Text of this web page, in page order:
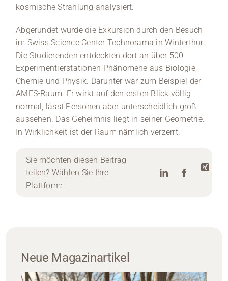
kosmische Strahlung analysiert.
Abgerundet wurde die Exkursion durch den Besuch
im Swiss Science Center Technorama in Winterthur.
Die Studierenden entdeckten dort an über 500
Experimentierstationen Phänomene aus Biologie,
Chemie und Physik. Darunter war zum Beispiel der
AMES-Raum. Er wirkt auf den ersten Blick völlig
normal, lässt Personen aber unterscheidlich groß
aussehen. Das Geheimnis liegt in seiner Geometrie.
In Wirklichkeit ist der Raum nämlich verzerrt.
Sie möchten diesen Beitrag
teilen? Wählen Sie Ihre
Plattform:
Neue Magazinartikel